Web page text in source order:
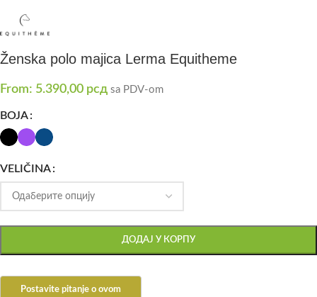
Ženska polo majica Lerma Equitheme
From: 5.390,00 рсд sa PDV-om
BOJA
VELIČINA
ДОДАЈ У КОРПУ